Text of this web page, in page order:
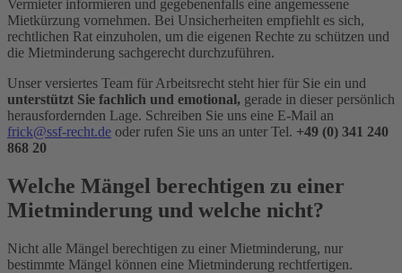
Vermieter informieren und gegebenenfalls eine angemessene
Mietkürzung vornehmen. Bei Unsicherheiten empfiehlt es sich,
rechtlichen Rat einzuholen, um die eigenen Rechte zu schützen und
die Mietminderung sachgerecht durchzuführen.
Unser versiertes Team für Arbeitsrecht steht hier für Sie ein und
unterstützt Sie fachlich und emotional, gerade in dieser persönlich
herausfordernden Lage. Schreiben Sie uns eine E-Mail an
frick@ssf-recht.de oder rufen Sie uns an unter Tel. +49 (0) 341 240
868 20
Welche Mängel berechtigen zu einer
Mietminderung und welche nicht?
Nicht alle Mängel berechtigen zu einer Mietminderung, nur
bestimmte Mängel können eine Mietminderung rechtfertigen.